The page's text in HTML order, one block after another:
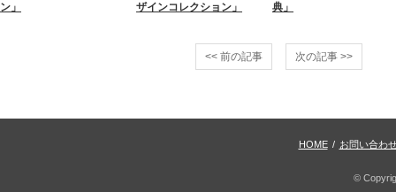
ン」
ザインコレクション」
典」
<< 前の記事 次の記事 >>
HOME / お問い合わ
©